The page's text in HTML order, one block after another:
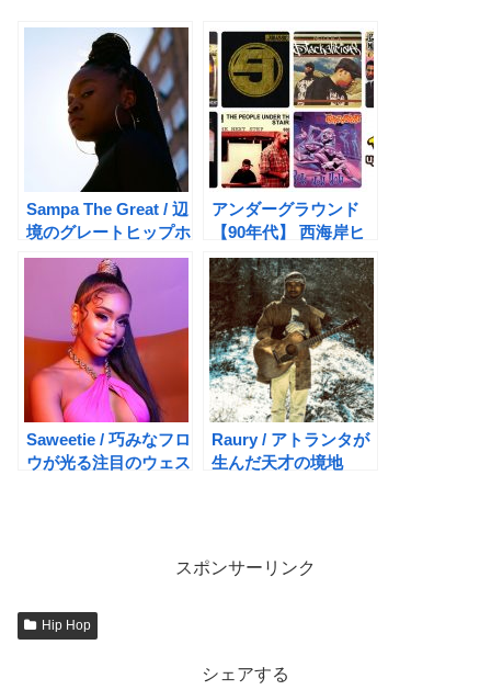
Sampa The Great / 辺
境のグレートヒップホ
ップ
アンダーグラウンド
【90年代】 西海岸ヒ
ップホップ 9選【非G-
Funk】
Saweetie / 巧みなフロ
ウが光る注目のウェス
Raury / アトランタが
生んだ天才の境地
スポンサーリンク
Hip Hop
シェアする